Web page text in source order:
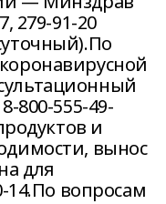
279-91-20
800-555-49-
и
вынос
для
14.По вопросам